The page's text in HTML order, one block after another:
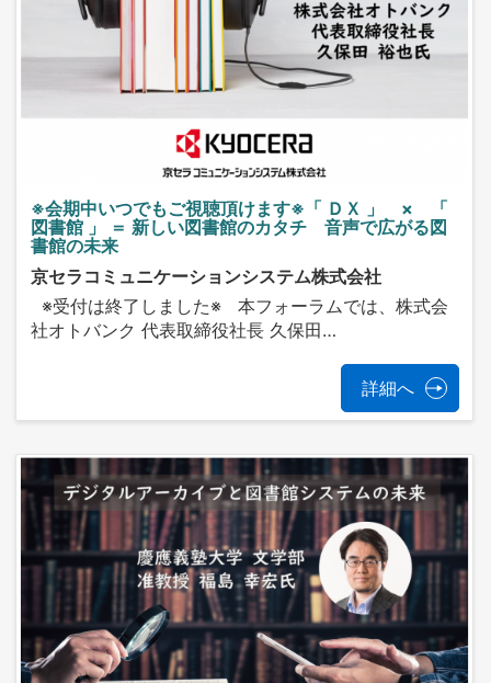
※会期中いつでもご視聴頂けます※「 ＤＸ 」 × 「
図書館 」 ＝ 新しい図書館のカタチ 音声で広がる図
書館の未来
京セラコミュニケーションシステム株式会社
※受付は終了しました※ 本フォーラムでは、株式会
社オトバンク 代表取締役社長 久保田…
詳細へ